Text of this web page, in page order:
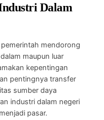
Dalam
mendorong
maupun luar
kepentingan
pentingnya transfer
sumber daya
industri dalam negeri
pasar.